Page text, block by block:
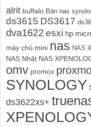
alrit buffalo Bán nas
ds3615 DS3617
dva1622 esxi hp
máy chủ mini nas NAS
NAS Nhật NAS
omv promox
SYNOLOGY
ds3622xs+